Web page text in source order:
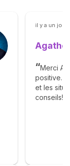
il y a un
Agathe
Merci
positive.
et les
conseils!